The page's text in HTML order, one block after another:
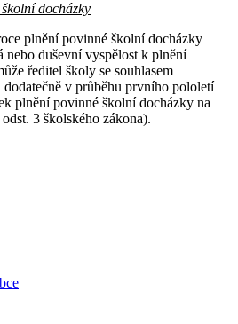
docházky
plnění povinné školní docházky
nebo duševní vyspělost k plnění
ředitel školy se souhlasem
dodatečně v průběhu prvního pololetí
plnění povinné školní docházky na
3 školského zákona).